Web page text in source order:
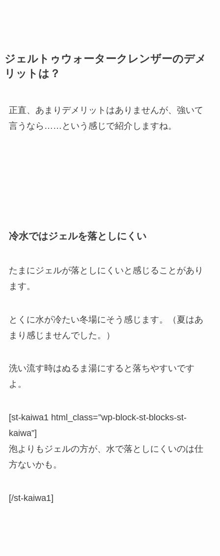
ジェルトゥウォータークレンザーのデメ
リットは？
正直、あまりデメリットはありませんが、強いて
言うなら……という感じで紹介しますね。
冷水ではジェルを落としにくい
たまに ジェルが落としにくい と感じることがあり
ます。
とくに水が冷たい冬場にそう感じます。（夏はあ
まり感じませんでした。）
洗い流す時はぬるま湯にすると落ちやすいです
よ。
[st-kaiwa1 html_class=”wp-block-st-blocks-st-
kaiwa”]
泡よりもジェルの方が、水で落としにくいのは仕
方ないかも。
[/st-kaiwa1]